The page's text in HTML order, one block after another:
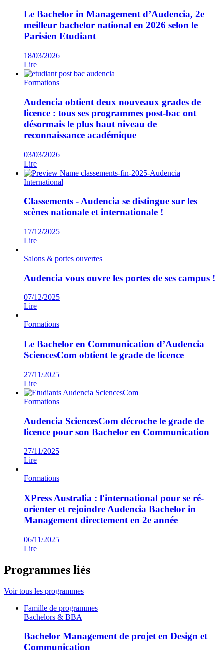
Le Bachelor in Management d’Audencia, 2e
meilleur bachelor national en 2026 selon le
Parisien Etudiant
18/03/2026
Lire
Formations
Audencia obtient deux nouveaux grades de
licence : tous ses programmes post-bac ont
désormais le plus haut niveau de
reconnaissance académique
03/03/2026
Lire
International
Classements - Audencia se distingue sur les
scènes nationale et internationale !
17/12/2025
Lire
Salons & portes ouvertes
Audencia vous ouvre les portes de ses campus !
07/12/2025
Lire
Formations
Le Bachelor en Communication d’Audencia
SciencesCom obtient le grade de licence
27/11/2025
Lire
Formations
Audencia SciencesCom décroche le grade de
licence pour son Bachelor en Communication
27/11/2025
Lire
Formations
XPress Australia : l'international pour se ré-
orienter et rejoindre Audencia Bachelor in
Management directement en 2e année
06/11/2025
Lire
Programmes liés
Voir tous les programmes
Famille de programmes
Bachelors & BBA
Bachelor Management de projet en Design et
Communication